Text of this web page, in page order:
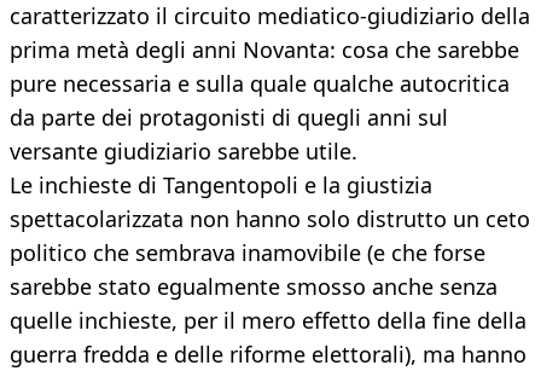
caratterizzato il circuito mediatico-giudiziario della
prima metà degli anni Novanta: cosa che sarebbe
pure necessaria e sulla quale qualche autocritica
da parte dei protagonisti di quegli anni sul
versante giudiziario sarebbe utile.
Le inchieste di Tangentopoli e la giustizia
spettacolarizzata non hanno solo distrutto un ceto
politico che sembrava inamovibile (e che forse
sarebbe stato egualmente smosso anche senza
quelle inchieste, per il mero effetto della fine della
guerra fredda e delle riforme elettorali), ma hanno